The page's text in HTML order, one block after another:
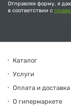
Отправляя форму, я
в соответствии с
Каталог
Услуги
Оплата и доставка
О гипермаркете